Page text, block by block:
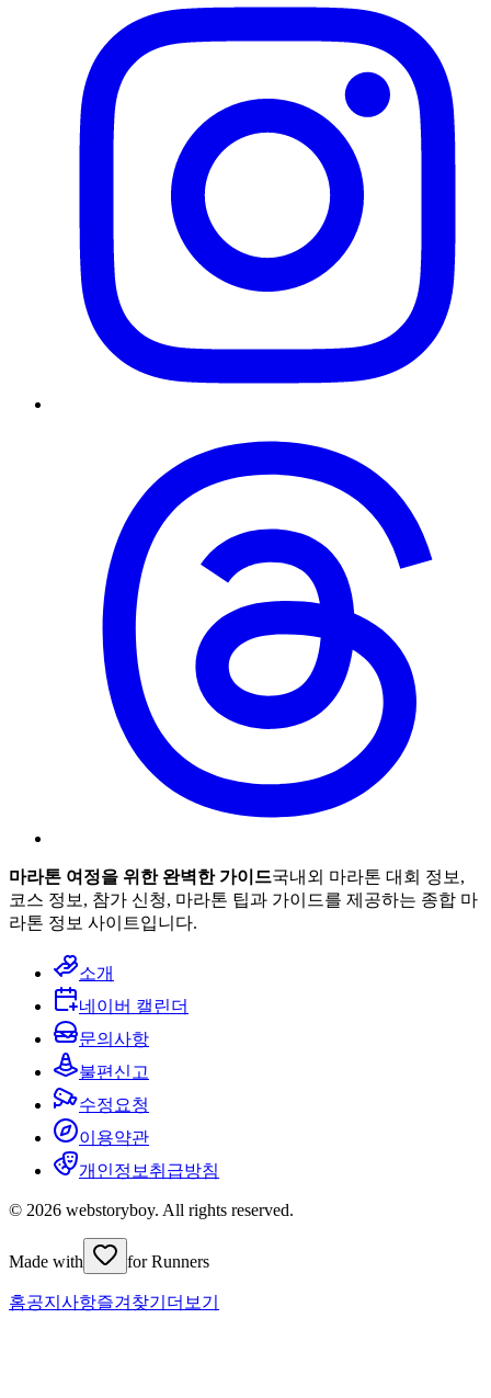
마라톤 여정을 위한 완벽한 가이드국내외 마라톤 대회 정보,
코스 정보, 참가 신청, 마라톤 팁과 가이드를 제공하는 종합 마
라톤 정보 사이트입니다.
소개
네이버 캘린더
문의사항
불편신고
수정요청
이용약관
개인정보취급방침
© 2026 webstoryboy. All rights reserved.
Made with for Runners
홈공지사항즐겨찾기 더보기